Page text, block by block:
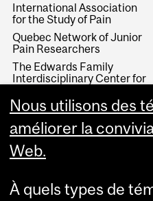
International Association
for the Study of Pain
Quebec Network of Junior
Pain Researchers
The Edwards Family
Interdisciplinary Center for
Neuroscience Learning
Centre
Nous utilisons des
améliorer la
Web.
À quels types de